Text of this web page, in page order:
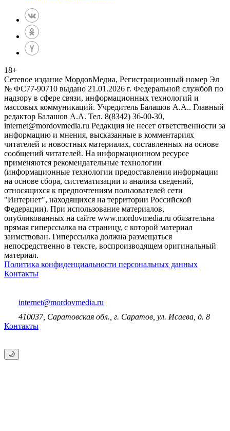
18+
Сетевое издание МордовМедиа, Регистрационный номер Эл
№ ФС77-90710 выдано 21.01.2026 г. Федеральной службой по
надзору в сфере связи, информационных технологий и
массовых коммуникаций. Учредитель Балашов А.А.. Главный
редактор Балашов А.А. Тел. 8(8342) 36-00-30,
internet@mordovmedia.ru Редакция не несет ответственности за
информацию и мнения, высказанные в комментариях
читателей и новостных материалах, составленных на основе
сообщений читателей. На информационном ресурсе
применяются рекомендательные технологии
(информационные технологии предоставления информации
на основе сбора, систематизации и анализа сведений,
относящихся к предпочтениям пользователей сети
"Интернет", находящихся на территории Российской
Федерации). При использование материалов,
опубликованных на сайте www.mordovmedia.ru обязательна
прямая гиперссылка на страницу, с которой материал
заимствован. Гиперссылка должна размещаться
непосредственно в тексте, воспроизводящем оригинальный
материал.
Политика конфиденциальности персональных данных
Контакты
internet@mordovmedia.ru
410037, Саратовская обл., г. Саратов, ул. Исаева, д. 8
Контакты
🌙